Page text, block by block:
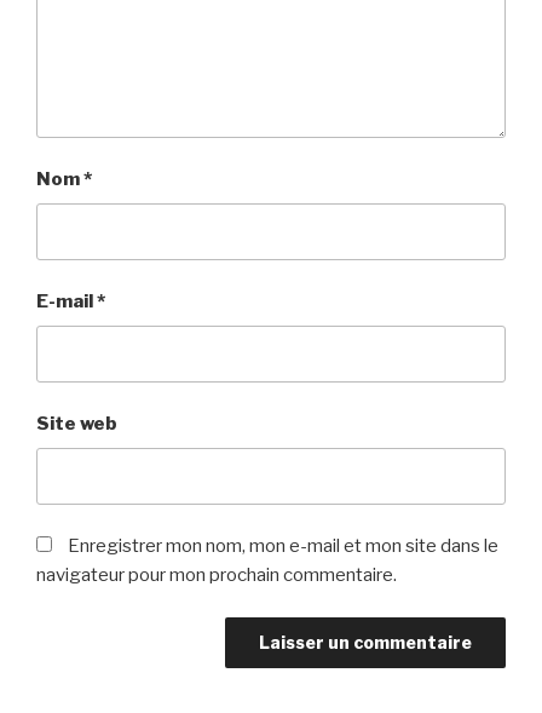
Nom*
E-mail*
Site web
Enregistrer mon nom, mon e-mail et mon site dans le
navigateur pour mon prochain commentaire.